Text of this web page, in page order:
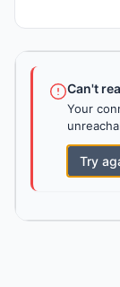
Can't
Your
Try